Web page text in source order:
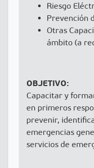
Riesgo
Prevención
Otras
ámbito (a
OBJETIVO:
Capacitar y
en primeros
prevenir,
emergencias
servicios de